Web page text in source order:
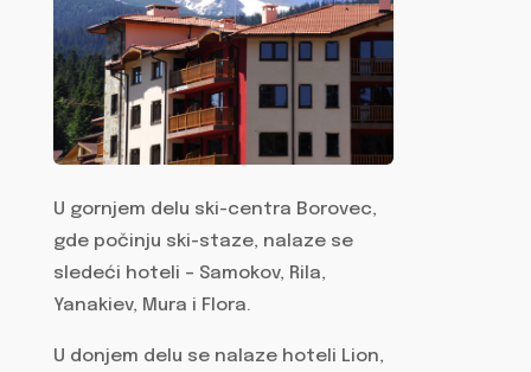
U gornjem delu ski-centra Borovec,
gde počinju ski-staze, nalaze se
sledeći hoteli – Samokov, Rila,
Yanakiev, Mura i Flora.
U donjem delu se nalaze hoteli Lion,